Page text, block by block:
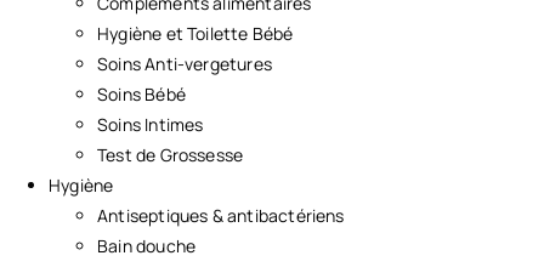
Hygiène et Toilette Bébé
Soins Anti-vergetures
Soins Bébé
Soins Intimes
Test de Grossesse
Hygiène
Antiseptiques & antibactériens
Bain douche